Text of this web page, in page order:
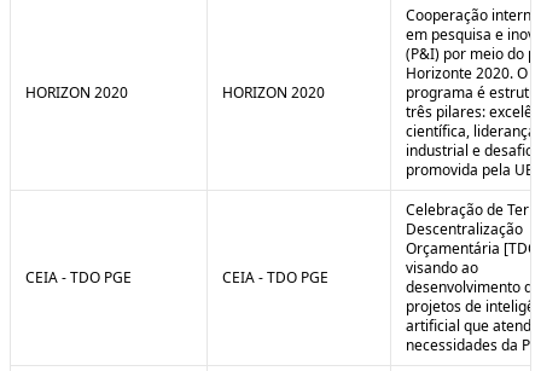
HORIZON 2020 HORIZON 2020
Cooperação
em pesquisa e
(P&I) por meio do
Horizonte 2020. O
programa é
três pilares:
científica, liderança
industrial e
promovida pela UE.
CEIA - TDO PGE CEIA - TDO PGE
Celebração de
Descentralização
Orçamentária
visando ao
desenvolvimento de
projetos de
artificial que
necessidades da